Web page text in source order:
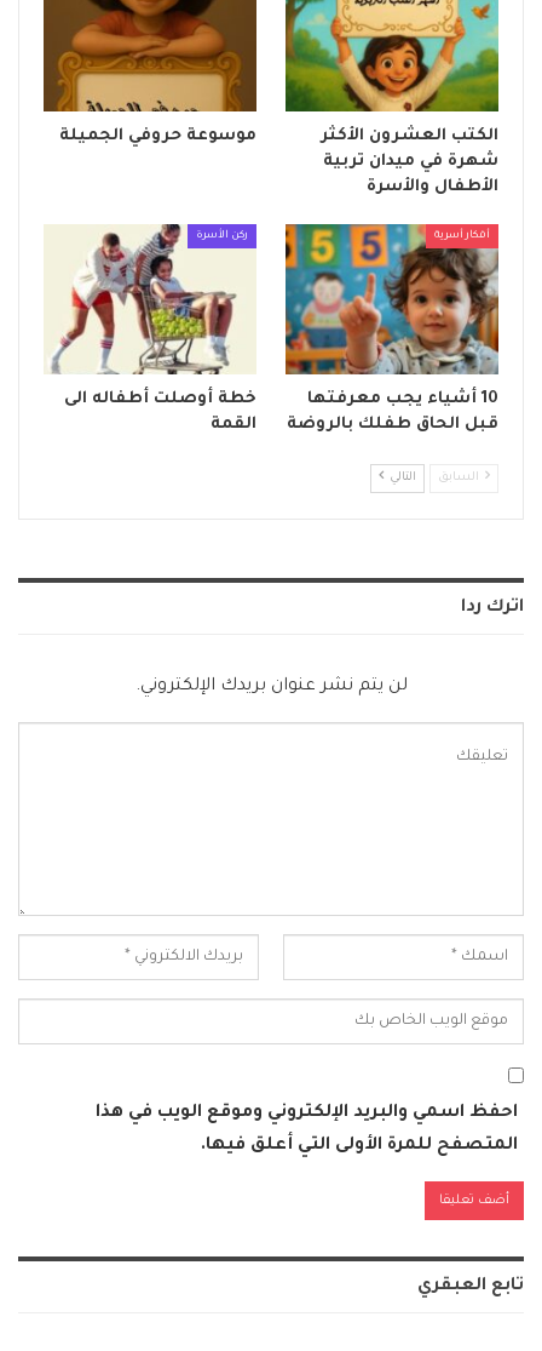
الكتب العشرون الأكثر
شهرة في ميدان تربية
الأطفال والأسرة
موسوعة حروفي الجميلة
أفكار أسرية
10 أشياء يجب معرفتها
قبل الحاق طفلك بالروضة
ركن الأسرة
خطة أوصلت أطفاله الى
القمة
السابق التالي
اترك ردا
لن يتم نشر عنوان بريدك الإلكتروني.
احفظ اسمي والبريد الإلكتروني وموقع الويب في هذا
المتصفح للمرة الأولى التي أعلق فيها.
تابع العبقري